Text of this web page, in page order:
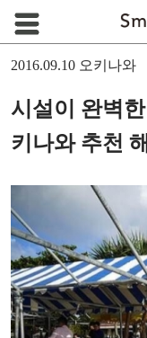
2016.09.10 오키나와
시설이 완벽
키나와 추천